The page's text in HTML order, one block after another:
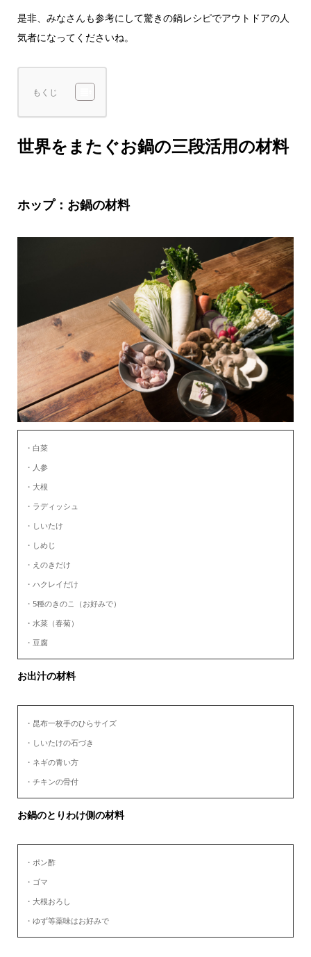
是非、みなさんも参考にして驚きの鍋レシピでアウトドアの人
気者になってくださいね。
もくじ
世界をまたぐお鍋の三段活用の材料
ホップ：お鍋の材料
・白菜
・人参
・大根
・ラディッシュ
・しいたけ
・しめじ
・えのきだけ
・ハクレイだけ
・5種のきのこ（お好みで）
・水菜（春菊）
・豆腐
お出汁の材料
・昆布一枚手のひらサイズ
・しいたけの石づき
・ネギの青い方
・チキンの骨付
お鍋のとりわけ側の材料
・ポン酢
・ゴマ
・大根おろし
・ゆず等薬味はお好みで